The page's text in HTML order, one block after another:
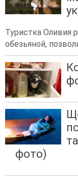
Туристка Оливия
обезьяной,
фото)